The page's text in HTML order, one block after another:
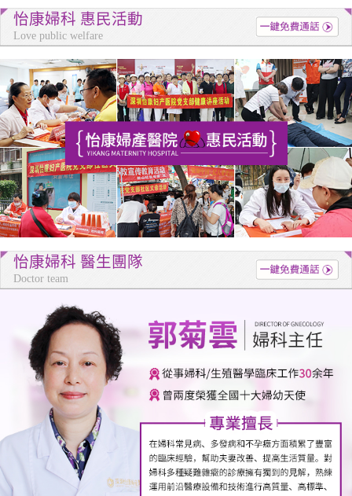
怡康婦科 惠民活動
Love public welfare
怡康婦科 醫生團隊
Doctor team